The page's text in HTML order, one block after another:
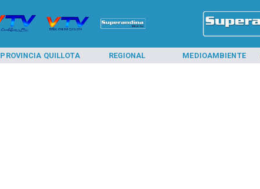
PROVINCIA QUILLOTA REGIONAL MEDIOAMBIENTE